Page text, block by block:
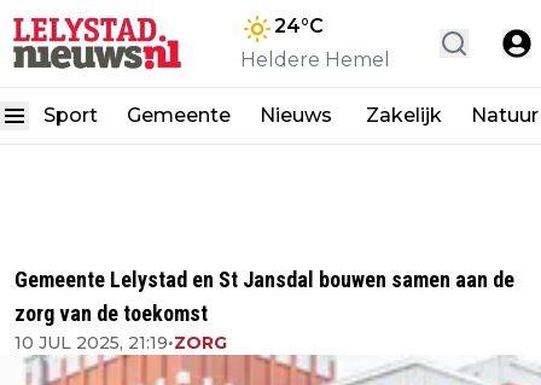
24°C
Heldere Hemel
Sport Gemeente Nieuws Zakelijk Natuur
Gemeente Lelystad en St Jansdal bouwen samen aan de
zorg van de toekomst
10 JUL 2025, 21:19•ZORG